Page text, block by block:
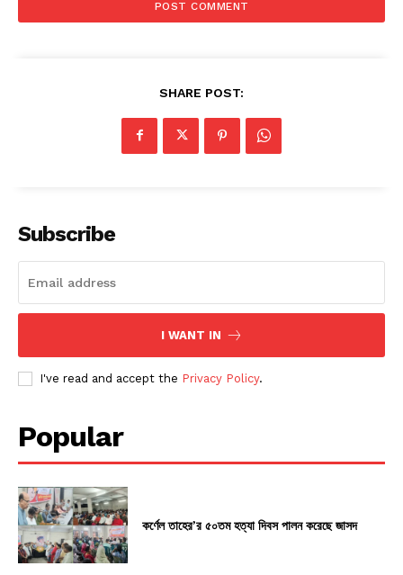
SHARE POST:
Subscribe
I WANT IN
I've read and accept the Privacy Policy.
Popular
কর্ণেল তাহের’র ৫০তম হত্যা দিবস পালন করেছে জাসদ